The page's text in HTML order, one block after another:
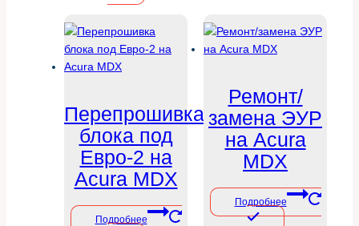
Перепрошивка
блока под
Евро-2 на
Acura MDX
Подробнее
Ремонт/
замена ЭУР
на Acura
MDX
Подробнее